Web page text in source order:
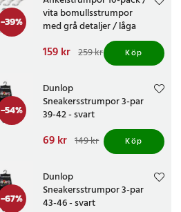
-39%
vita bomullsstrumpor
med grå detaljer / låga
träningsstrumpor 40–45
Nuvarande pris
Tidigare pris 259 kr
159 kr 259 kr Köp
-54%
Dunlop
Sneakersstrumpor 3-par
39-42 - svart
Nuvarande pris
Tidigare pris 149 kr
69 kr 149 kr Köp
-67%
Dunlop
Sneakersstrumpor 3-par
43-46 - svart